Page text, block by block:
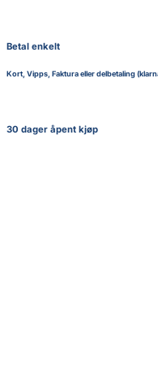
Betal enkelt
Kort, Vipps, Faktura eller delbetaling
30 dager åpent kjøp